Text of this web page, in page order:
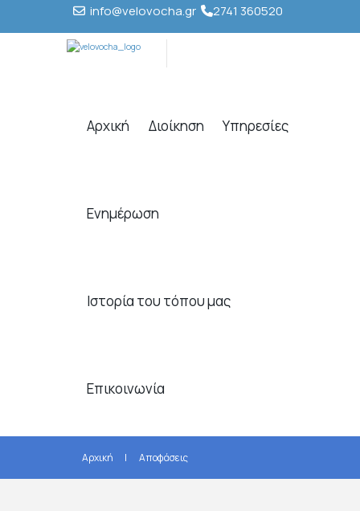
2741 360520
info@velovocha.gr
Αρχική Διοίκηση Υπηρεσίες
Ενημέρωση
Ιστορία του τόπου μας
Επικοινωνία
Αρχική Αποφάσεις